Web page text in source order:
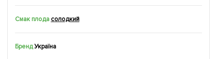
Смак плода солодкий
БрендУкраїна